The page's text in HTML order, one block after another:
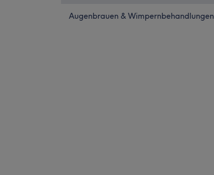
Augenbrauen & Wimpernbehandlungen